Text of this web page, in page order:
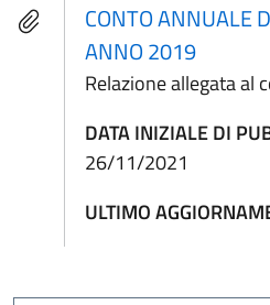
CONTO ANNUALE
ANNO 2019
Relazione allegata al
DATA INIZIALE DI
26/11/2021
ULTIMO